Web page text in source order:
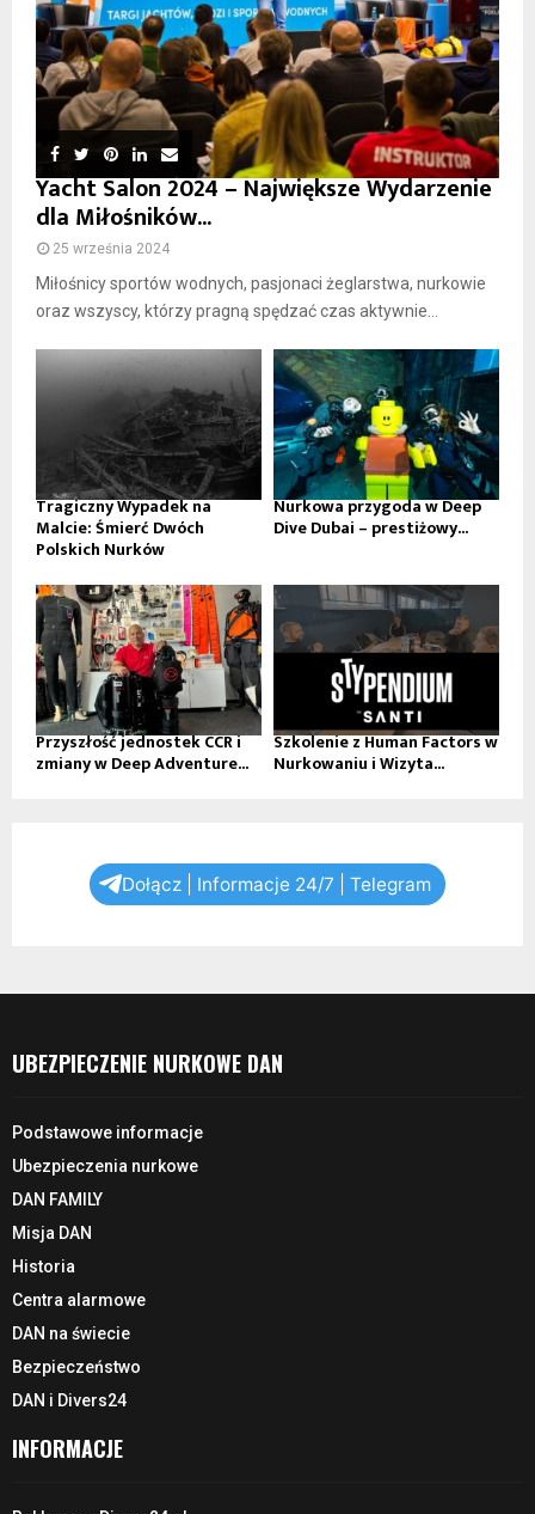
Yacht Salon 2024 – Największe Wydarzenie
dla Miłośników...
25 września 2024
Miłośnicy sportów wodnych, pasjonaci żeglarstwa, nurkowie
oraz wszyscy, którzy pragną spędzać czas aktywnie...
Tragiczny Wypadek na
Malcie: Śmierć Dwóch
Polskich Nurków
Nurkowa przygoda w Deep
Dive Dubai – prestiżowy...
Przyszłość jednostek CCR i
zmiany w Deep Adventure...
Szkolenie z Human Factors w
Nurkowaniu i Wizyta...
Dołącz | Informacje 24/7 | Telegram
UBEZPIECZENIE NURKOWE DAN
Podstawowe informacje
Ubezpieczenia nurkowe
DAN FAMILY
Misja DAN
Historia
Centra alarmowe
DAN na świecie
Bezpieczeństwo
DAN i Divers24
INFORMACJE